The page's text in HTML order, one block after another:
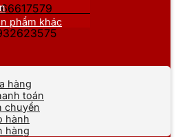
phẩm khác
hàng
toán
chuyển
hành
hàng